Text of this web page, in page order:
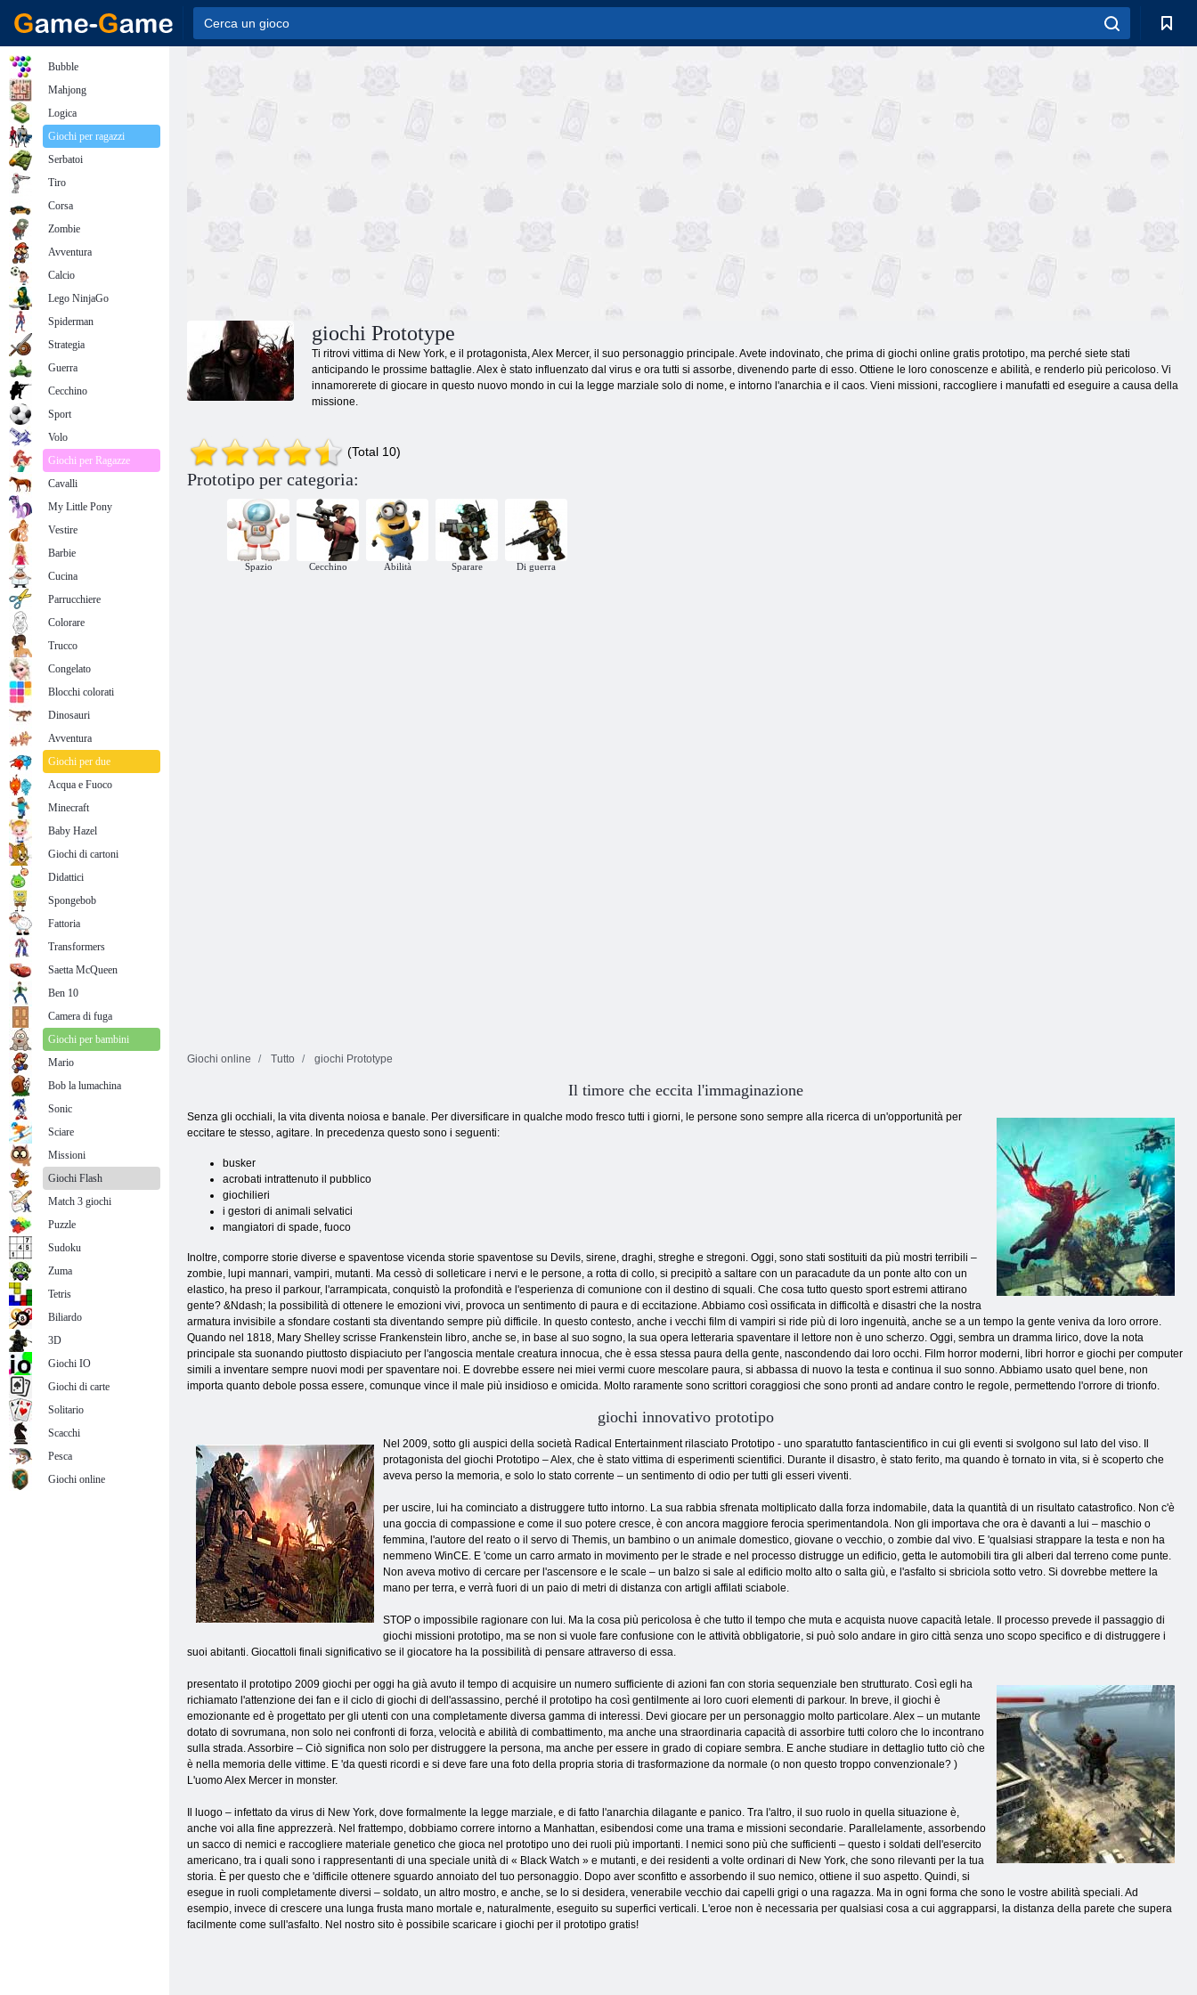
giochi Prototype
Ti ritrovi vittima di New York, e il protagonista, Alex Mercer, il suo personaggio principale. Avete indovinato, che prima di giochi online gratis prototipo, ma perché siete stati
anticipando le prossime battaglie. Alex è stato influenzato dal virus e ora tutti si assorbe, divenendo parte di esso. Ottiene le loro conoscenze e abilità, e renderlo più pericoloso. Vi
innamorerete di giocare in questo nuovo mondo in cui la legge marziale solo di nome, e intorno l'anarchia e il caos. Vieni missioni, raccogliere i manufatti ed eseguire a causa della
missione.
(Total 10)
Prototipo per categoria:
Spazio Cecchino Abilità Sparare Di guerra
Giochi online Tutto giochi Prototype
Il timore che eccita l'immaginazione
Senza gli occhiali, la vita diventa noiosa e banale. Per diversificare in qualche modo fresco tutti i giorni, le persone sono sempre alla ricerca di un'opportunità per
eccitare te stesso, agitare. In precedenza questo sono i seguenti:
busker
acrobati intrattenuto il pubblico
giochilieri
i gestori di animali selvatici
mangiatori di spade, fuoco
Inoltre, comporre storie diverse e spaventose vicenda storie spaventose su Devils, sirene, draghi, streghe e stregoni. Oggi, sono stati sostituiti da più mostri terribili –
zombie, lupi mannari, vampiri, mutanti. Ma cessò di solleticare i nervi e le persone, a rotta di collo, si precipitò a saltare con un paracadute da un ponte alto con un
elastico, ha preso il parkour, l'arrampicata, conquistò la profondità e l'esperienza di comunione con il destino di squali. Che cosa tutto questo sport estremi attirano
gente? &Ndash; la possibilità di ottenere le emozioni vivi, provoca un sentimento di paura e di eccitazione. Abbiamo così ossificata in difficoltà e disastri che la nostra
armatura invisibile a sfondare costanti sta diventando sempre più difficile. In questo contesto, anche i vecchi film di vampiri si ride più di loro ingenuità, anche se a un tempo la gente veniva da loro orrore.
Quando nel 1818, Mary Shelley scrisse Frankenstein libro, anche se, in base al suo sogno, la sua opera letteraria spaventare il lettore non è uno scherzo. Oggi, sembra un dramma lirico, dove la nota
principale sta suonando piuttosto dispiaciuto per l'angoscia mentale creatura innocua, che è essa stessa paura della gente, nascondendo dai loro occhi. Film horror moderni, libri horror e giochi per computer
simili a inventare sempre nuovi modi per spaventare noi. E dovrebbe essere nei miei vermi cuore mescolare paura, si abbassa di nuovo la testa e continua il suo sonno. Abbiamo usato quel bene, non
importa quanto debole possa essere, comunque vince il male più insidioso e omicida. Molto raramente sono scrittori coraggiosi che sono pronti ad andare contro le regole, permettendo l'orrore di trionfo.
giochi innovativo prototipo
Nel 2009, sotto gli auspici della società Radical Entertainment rilasciato Prototipo - uno sparatutto fantascientifico in cui gli eventi si svolgono sul lato del viso. Il
protagonista del giochi Prototipo – Alex, che è stato vittima di esperimenti scientifici. Durante il disastro, è stato ferito, ma quando è tornato in vita, si è scoperto che
aveva perso la memoria, e solo lo stato corrente – un sentimento di odio per tutti gli esseri viventi.
per uscire, lui ha cominciato a distruggere tutto intorno. La sua rabbia sfrenata moltiplicato dalla forza indomabile, data la quantità di un risultato catastrofico. Non c'è
una goccia di compassione e come il suo potere cresce, è con ancora maggiore ferocia sperimentandola. Non gli importava che ora è davanti a lui – maschio o
femmina, l'autore del reato o il servo di Themis, un bambino o un animale domestico, giovane o vecchio, o zombie dal vivo. E 'qualsiasi strappare la testa e non ha
nemmeno WinCE. E 'come un carro armato in movimento per le strade e nel processo distrugge un edificio, getta le automobili tira gli alberi dal terreno come punte.
Non aveva motivo di cercare per l'ascensore e le scale – un balzo si sale al edificio molto alto o salta giù, e l'asfalto si sbriciola sotto vetro. Si dovrebbe mettere la
mano per terra, e verrà fuori di un paio di metri di distanza con artigli affilati sciabole.
STOP o impossibile ragionare con lui. Ma la cosa più pericolosa è che tutto il tempo che muta e acquista nuove capacità letale. Il processo prevede il passaggio di
giochi missioni prototipo, ma se non si vuole fare confusione con le attività obbligatorie, si può solo andare in giro città senza uno scopo specifico e di distruggere i
suoi abitanti. Giocattoli finali significativo se il giocatore ha la possibilità di pensare attraverso di essa.
presentato il prototipo 2009 giochi per oggi ha già avuto il tempo di acquisire un numero sufficiente di azioni fan con storia sequenziale ben strutturato. Così egli ha
richiamato l'attenzione dei fan e il ciclo di giochi di dell'assassino, perché il prototipo ha così gentilmente ai loro cuori elementi di parkour. In breve, il giochi è
emozionante ed è progettato per gli utenti con una completamente diversa gamma di interessi. Devi giocare per un personaggio molto particolare. Alex – un mutante
dotato di sovrumana, non solo nei confronti di forza, velocità e abilità di combattimento, ma anche una straordinaria capacità di assorbire tutti coloro che lo incontrano
sulla strada. Assorbire – Ciò significa non solo per distruggere la persona, ma anche per essere in grado di copiare sembra. E anche studiare in dettaglio tutto ciò che
è nella memoria delle vittime. E 'da questi ricordi e si deve fare una foto della propria storia di trasformazione da normale (o non questo troppo convenzionale? )
L'uomo Alex Mercer in monster.
Il luogo – infettato da virus di New York, dove formalmente la legge marziale, e di fatto l'anarchia dilagante e panico. Tra l'altro, il suo ruolo in quella situazione è,
anche voi alla fine apprezzerà. Nel frattempo, dobbiamo correre intorno a Manhattan, esibendosi come una trama e missioni secondarie. Parallelamente, assorbendo
un sacco di nemici e raccogliere materiale genetico che gioca nel prototipo uno dei ruoli più importanti. I nemici sono più che sufficienti – questo i soldati dell'esercito
americano, tra i quali sono i rappresentanti di una speciale unità di « Black Watch » e mutanti, e dei residenti a volte ordinari di New York, che sono rilevanti per la tua
storia. È per questo che e 'difficile ottenere sguardo annoiato del tuo personaggio. Dopo aver sconfitto e assorbendo il suo nemico, ottiene il suo aspetto. Quindi, si
esegue in ruoli completamente diversi – soldato, un altro mostro, e anche, se lo si desidera, venerabile vecchio dai capelli grigi o una ragazza. Ma in ogni forma che sono le vostre abilità speciali. Ad
esempio, invece di crescere una lunga frusta mano mortale e, naturalmente, eseguito su superfici verticali. L'eroe non è necessaria per qualsiasi cosa a cui aggrapparsi, la distanza della parete che supera
facilmente come sull'asfalto. Nel nostro sito è possibile scaricare i giochi per il prototipo gratis!
Bubble
Mahjong
Logica
Giochi per ragazzi
Serbatoi
Tiro
Corsa
Zombie
Avventura
Calcio
Lego NinjaGo
Spiderman
Strategia
Guerra
Cecchino
Sport
Volo
Giochi per Ragazze
Cavalli
My Little Pony
Vestire
Barbie
Cucina
Parrucchiere
Colorare
Trucco
Congelato
Blocchi colorati
Dinosauri
Avventura
Giochi per due
Acqua e Fuoco
Minecraft
Baby Hazel
Giochi di cartoni
Didattici
Spongebob
Fattoria
Transformers
Saetta McQueen
Ben 10
Camera di fuga
Giochi per bambini
Mario
Bob la lumachina
Sonic
Sciare
Missioni
Giochi Flash
Match 3 giochi
Puzzle
Sudoku
Zuma
Tetris
Biliardo
3D
Giochi IO
Giochi di carte
Solitario
Scacchi
Pesca
Giochi online